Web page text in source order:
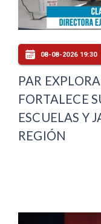
08-08-2026 19:30
PAR
FORTALECE
ESCUELAS Y
REGIÓN